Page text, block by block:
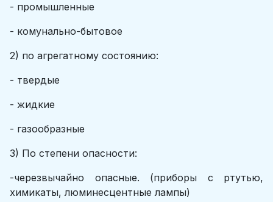
- промышленные
- комунально-бытовое
2) по агрегатному состоянию:
- твердые
- жидкие
- газообразные
3) По степени опасности:
-черезвычайнo oпаcные. (приборы с ртутью,
химикаты, люминесцентные лампы)